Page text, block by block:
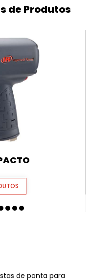
de Produtos
de ponta para